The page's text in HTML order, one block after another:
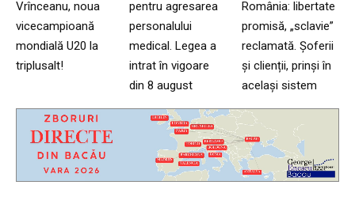
Vrînceanu, noua
vicecampioană
mondială U20 la
triplusalt!
pentru agresarea
personalului
medical. Legea a
intrat în vigoare
din 8 august
România: libertate
promisă, „sclavie”
reclamată. Șoferii
și clienții, prinși în
același sistem